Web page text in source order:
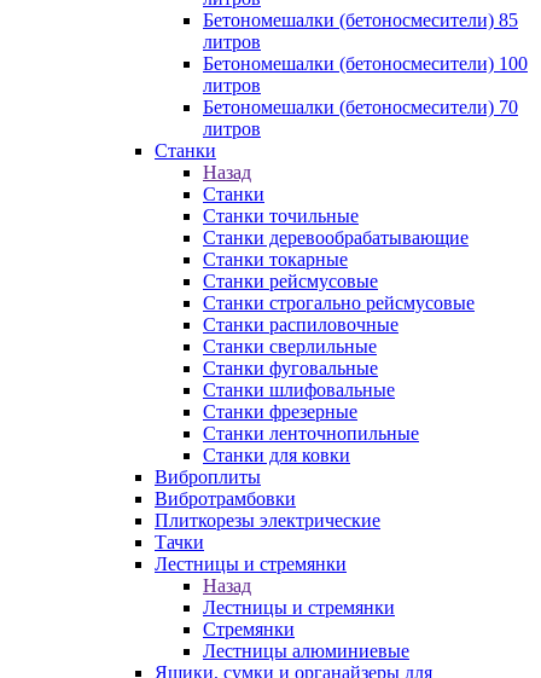
Бетономешалки (бетоносмесители) 85
литров
Бетономешалки (бетоносмесители) 100
литров
Бетономешалки (бетоносмесители) 70
литров
Станки
Назад
Станки
Станки точильные
Станки деревообрабатывающие
Станки токарные
Станки рейсмусовые
Станки строгально рейсмусовые
Станки распиловочные
Станки сверлильные
Станки фуговальные
Станки шлифовальные
Станки фрезерные
Станки ленточнопильные
Станки для ковки
Виброплиты
Вибротрамбовки
Плиткорезы электрические
Тачки
Лестницы и стремянки
Назад
Лестницы и стремянки
Стремянки
Лестницы алюминиевые
Ящики, сумки и органайзеры для